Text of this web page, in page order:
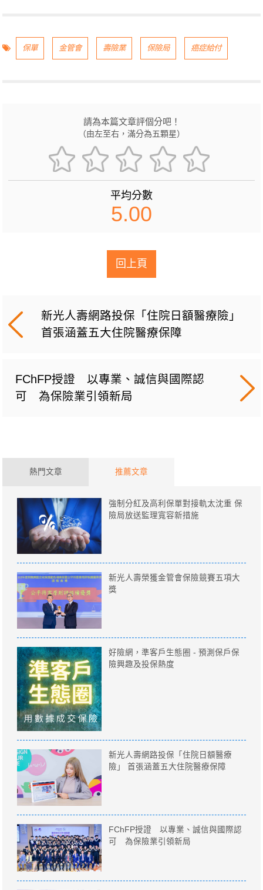
保單 金管會 壽險業 保險局 癌症給付
請為本篇文章評個分吧！
（由左至右，滿分為五顆星）
平均分數
5.00
回上頁
新光人壽網路投保「住院日額醫療險」
首張涵蓋五大住院醫療保障
FChFP授證 以專業、誠信與國際認
可 為保險業引領新局
熱門文章 推薦文章
強制分紅及高利保單對接軌太沈重 保
險局放送監理寬容新措施
新光人壽榮獲金管會保險競賽五項大
獎
好險網，準客戶生態圈 - 預測保戶保
險興趣及投保熱度
新光人壽網路投保「住院日額醫療
險」 首張涵蓋五大住院醫療保障
FChFP授證 以專業、誠信與國際認
可 為保險業引領新局